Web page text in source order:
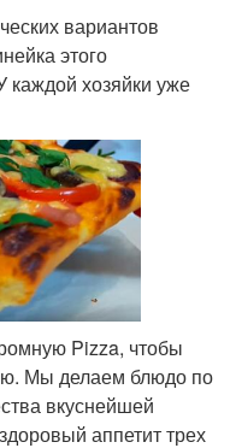
вариантов
этого
хозяйки уже
Pizza, чтобы
Мы делаем блюдо по
вкуснейшей
аппетит трех